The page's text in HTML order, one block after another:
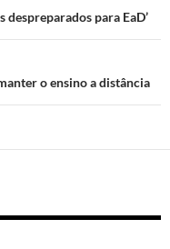
despreparados para EaD’
o ensino a distância